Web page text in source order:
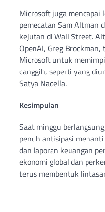
Microsoft juga
pemecatan Sam Altman
kejutan di Wall Street.
OpenAI, Greg
Microsoft untuk
canggih, seperti yang
Satya Nadella.
Kesimpulan
Saat minggu
penuh antisipasi
dan laporan keuangan
ekonomi global dan
terus membentuk